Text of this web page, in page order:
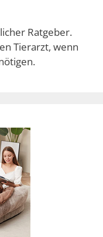
Ratgeber.
Tierarzt, wenn